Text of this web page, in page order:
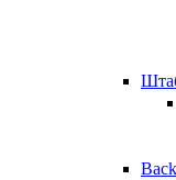
Back